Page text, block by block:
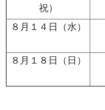
祝）
８月１４日（水）
８月１８日（日）